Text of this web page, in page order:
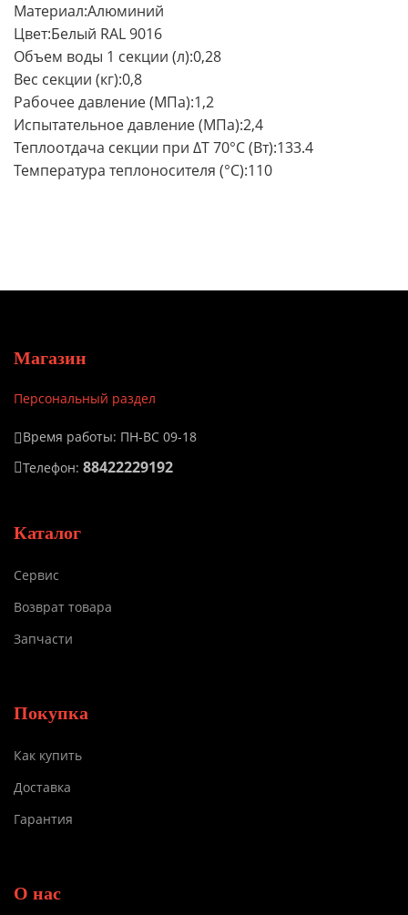
Материал:Алюминий
Цвет:Белый RAL 9016
Объем воды 1 секции (л):0,28
Вес секции (кг):0,8
Рабочее давление (МПа):1,2
Испытательное давление (МПа):2,4
Теплоотдача секции при ∆Т 70°С (Вт):133.4
Температура теплоносителя (°С):110
Магазин
Персональный раздел
Время работы: ПН-ВС 09-18
Телефон: 88422229192
Каталог
Сервис
Возврат товара
Запчасти
Покупка
Как купить
Доставка
Гарантия
О нас